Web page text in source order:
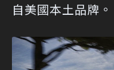
自美國本土品牌。